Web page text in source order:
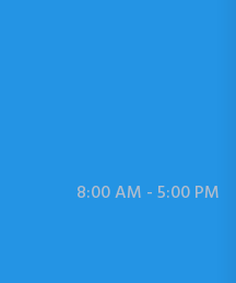
8:00 AM - 5:00 PM